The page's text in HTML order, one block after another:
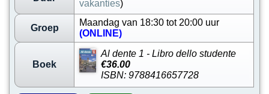
vakanties)
Groep
Maandag van 18:30 tot 20:00 uur
(ONLINE)
Boek
Al dente 1 - Libro dello studente
€36.00
ISBN: 9788416657728